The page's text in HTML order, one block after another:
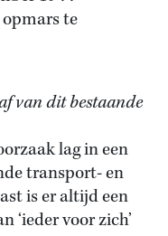
te
van dit bestaande
lag in een
transport- en
is er altijd een
‘ieder voor zich’